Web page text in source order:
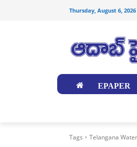
Thursday, August 6, 2026
EPAPER
Tags Telangana